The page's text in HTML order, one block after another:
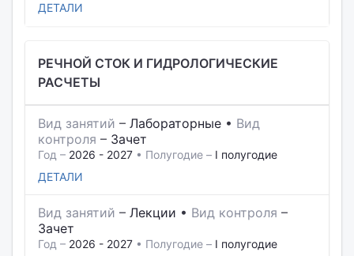
ДЕТАЛИ
РЕЧНОЙ СТОК И ГИДРОЛОГИЧЕСКИЕ
РАСЧЕТЫ
Вид занятий – Лабораторные • Вид
контроля – Зачет
Год – 2026 - 2027 • Полугодие – I полугодие
ДЕТАЛИ
Вид занятий – Лекции • Вид контроля –
Зачет
Год – 2026 - 2027 • Полугодие – I полугодие